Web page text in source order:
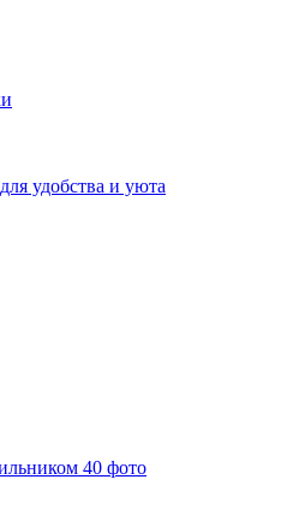
удобства и уюта
40 фото